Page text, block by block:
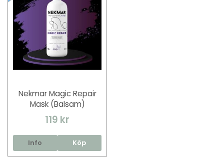
Nekmar Magic Repair
Mask (Balsam)
119 kr
Info Köp